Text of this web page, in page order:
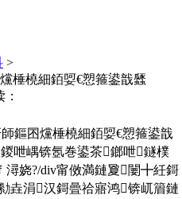
>
棰橈細銆娿€愬箍鍙戠瓥
囨爣棰橈細銆娿€愬箍鍙戠
呭嵎锛氬巻鍙茶鎯呭鐩樸
潯娆?/div甯傚満鏈夐闄╋紝鎶
垚涓汉鎶曡祫寤鸿锛屼篃鏈